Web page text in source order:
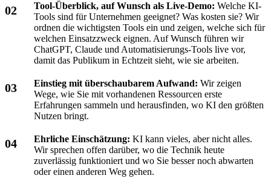
Tool-Überblick, auf Wunsch als Live-Demo: Welche KI-
Tools sind für Unternehmen geeignet? Was kosten sie? Wir
ordnen die wichtigsten Tools ein und zeigen, welche sich für
welchen Einsatzzweck eignen. Auf Wunsch führen wir
ChatGPT, Claude und Automatisierungs-Tools live vor,
damit das Publikum in Echtzeit sieht, wie sie arbeiten.
Einstieg mit überschaubarem Aufwand: Wir zeigen
Wege, wie Sie mit vorhandenen Ressourcen erste
Erfahrungen sammeln und herausfinden, wo KI den größten
Nutzen bringt.
Ehrliche Einschätzung: KI kann vieles, aber nicht alles.
Wir sprechen offen darüber, wo die Technik heute
zuverlässig funktioniert und wo Sie besser noch abwarten
oder einen anderen Weg gehen.